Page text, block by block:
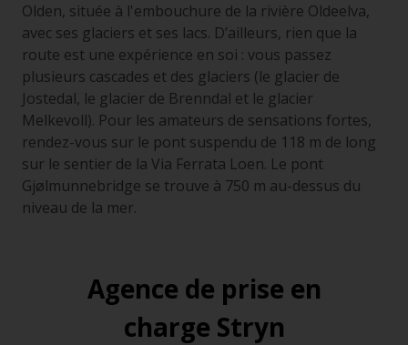
Olden, située à l'embouchure de la rivière Oldeelva,
avec ses glaciers et ses lacs. D’ailleurs, rien que la
route est une expérience en soi : vous passez
plusieurs cascades et des glaciers (le glacier de
Jostedal, le glacier de Brenndal et le glacier
Melkevoll). Pour les amateurs de sensations fortes,
rendez-vous sur le pont suspendu de 118 m de long
sur le sentier de la Via Ferrata Loen. Le pont
Gjølmunnebridge se trouve à 750 m au-dessus du
niveau de la mer.
Agence de prise en
charge Stryn